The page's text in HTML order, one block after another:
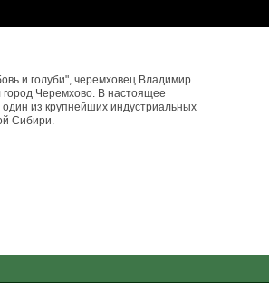
и голуби", черемховец Владимир
город Черемхово. В настоящее
из крупнейших индустриальных
Сибири.